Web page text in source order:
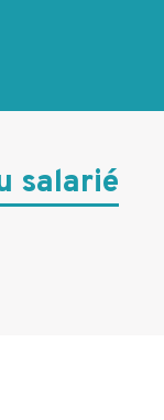
salarié